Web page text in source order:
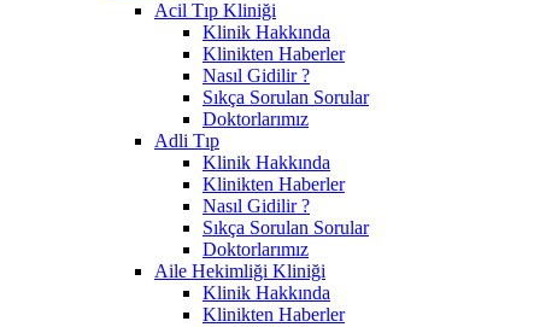
Acil Tıp Kliniği
Klinik Hakkında
Klinikten Haberler
Nasıl Gidilir ?
Sıkça Sorulan Sorular
Doktorlarımız
Adli Tıp
Klinik Hakkında
Klinikten Haberler
Nasıl Gidilir ?
Sıkça Sorulan Sorular
Doktorlarımız
Aile Hekimliği Kliniği
Klinik Hakkında
Klinikten Haberler